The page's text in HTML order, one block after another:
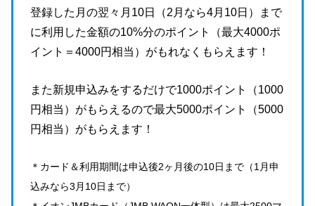
登録した月の翌々月10日（2月なら4月10日）まで
に利用した金額の10%分のポイント（最大4000ポ
イント＝4000円相当）がもれなくもらえます！
また新規申込みをするだけで1000ポイント（1000
円相当）がもらえるので最大5000ポイント（5000
円相当）がもらえます！
＊カード＆利用期間は申込後2ヶ月後の10日まで（1月申
込みなら3月10日まで）